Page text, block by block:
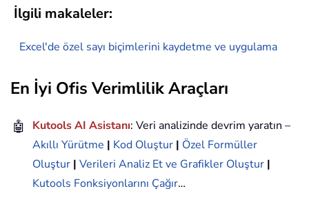
İlgili makaleler:
Excel'de özel sayı biçimlerini kaydetme ve uygulama
En İyi Ofis Verimlilik Araçları
🤖 Kutools AI Asistanı: Veri analizinde devrim yaratın –
Akıllı Yürütme | Kod Oluştur | Özel Formüller
Oluştur | Verileri Analiz Et ve Grafikler Oluştur |
Kutools Fonksiyonlarını Çağır…